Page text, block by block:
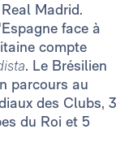
Madrid.
face à
compte
. Le Brésilien
parcours au
des Clubs, 3
du Roi et 5